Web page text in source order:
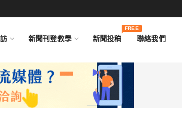
新聞刊登教學 新聞投稿
FREE
聯絡我們